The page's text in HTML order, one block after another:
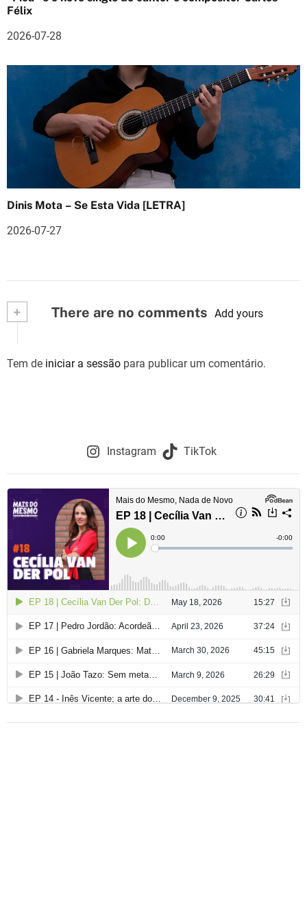
o
s
Félix
2026-07-28
Dinis Mota – Se Esta Vida [LETRA]
2026-07-27
+ There are no comments Add yours
Tem de iniciar a sessão para publicar um comentário.
Instagram TikTok